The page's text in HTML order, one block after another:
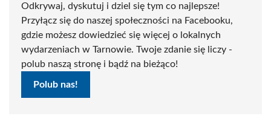
Odkrywaj, dyskutuj i dziel się tym co najlepsze!
Przyłącz się do naszej społeczności na Facebooku,
gdzie możesz dowiedzieć się więcej o lokalnych
wydarzeniach w Tarnowie. Twoje zdanie się liczy -
polub naszą stronę i bądź na bieżąco!
Polub nas!